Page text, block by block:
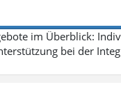
im Überblick:
bei der